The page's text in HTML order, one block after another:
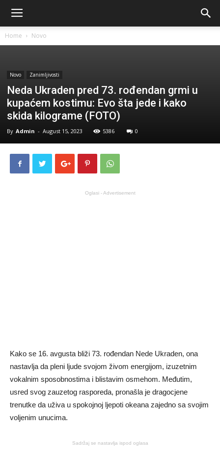
Home Novo
Novo Zanimljivosti
Neda Ukraden pred 73. rođendan grmi u
kupaćem kostimu: Evo šta jede i kako
skida kilograme (FOTO)
By Admin - August 15, 2023 5386 0
Oglasi - Advertisement
Kako se 16. avgusta bliži 73. rođendan Nede Ukraden, ona
nastavlja da pleni ljude svojom živom energijom, izuzetnim
vokalnim sposobnostima i blistavim osmehom. Međutim,
usred svog zauzetog rasporeda, pronašla je dragocjene
trenutke da uživa u spokojnoj ljepoti okeana zajedno sa svojim
voljenim unucima.
Sadržaj se nastavlja ispod oglasa